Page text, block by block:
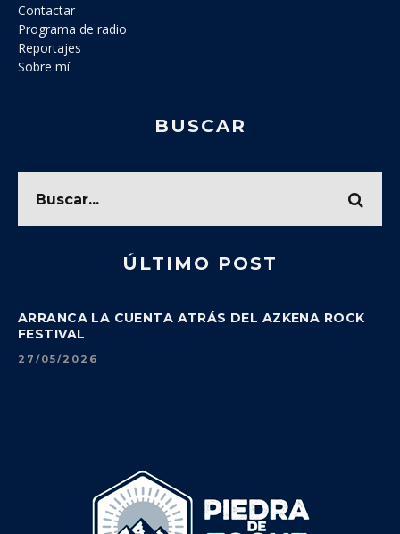
Contactar
Programa de radio
Reportajes
Sobre mí
BUSCAR
ÚLTIMO POST
ARRANCA LA CUENTA ATRÁS DEL AZKENA ROCK
FESTIVAL
27/05/2026